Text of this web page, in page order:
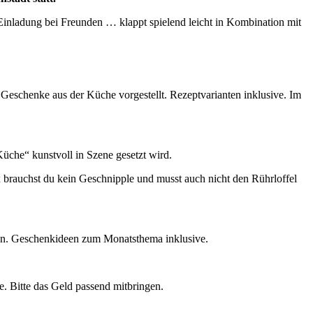
bei Freunden … klappt spielend leicht in Kombination mit
aus der Küche vorgestellt. Rezeptvarianten inklusive. Im
kunstvoll in Szene gesetzt wird.
du kein Geschnipple und musst auch nicht den Rührloffel
Geschenkideen zum Monatsthema inklusive.
Bitte das Geld passend mitbringen.